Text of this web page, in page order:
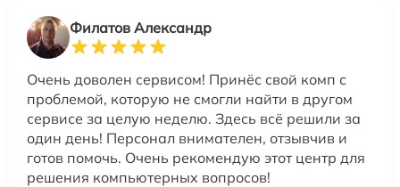
Филатов Александр
Очень доволен сервисом! Принёс свой комп с
проблемой, которую не смогли найти в другом
сервисе за целую неделю. Здесь всё решили за
один день! Персонал внимателен, отзывчив и
готов помочь. Очень рекомендую этот центр для
решения компьютерных вопросов!